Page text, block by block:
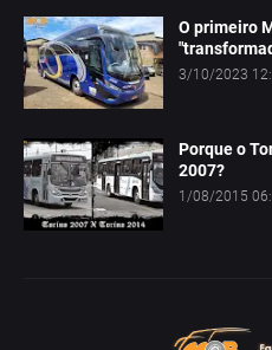
O primeiro
3/10/2023
Porque o
2007?
1/08/2015